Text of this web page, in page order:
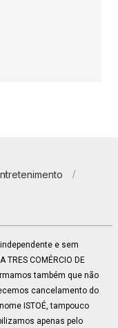
independente e sem
COMÉRCIO DE
também que não
cancelamento do
ISTOÉ, tampouco
apenas pelo